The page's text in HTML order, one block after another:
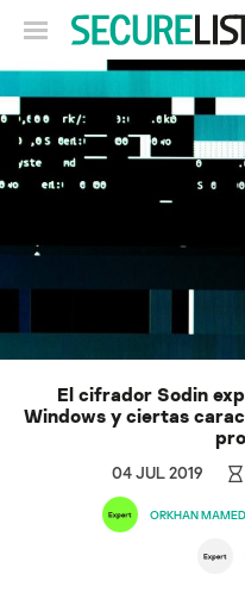
El cifrador Sodin
Windows y ciertas
04 JUL 2019
ORKHAN